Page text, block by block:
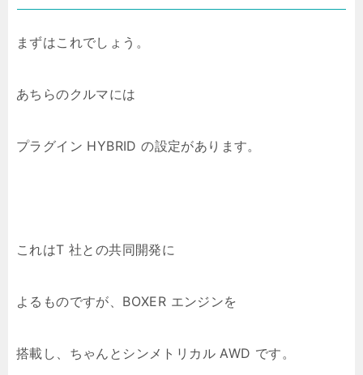
まずはこれでしょう。
あちらのクルマには
プラグイン HYBRID の設定があります。
これはT 社との共同開発に
よるものですが、BOXER エンジンを
搭載し、ちゃんとシンメトリカル AWD です。